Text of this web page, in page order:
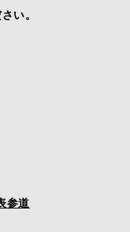
い。
参道